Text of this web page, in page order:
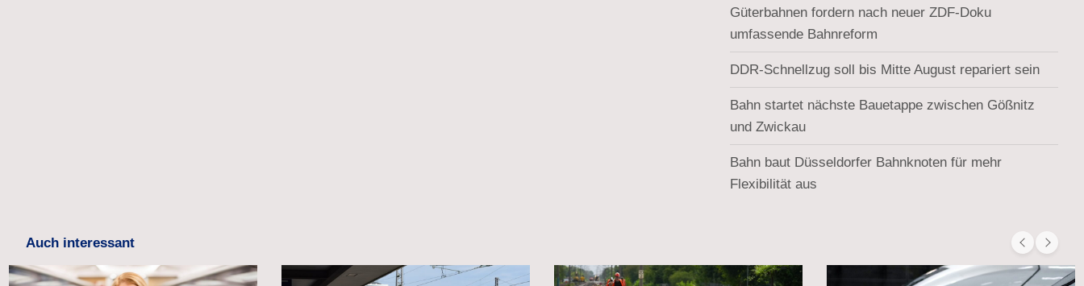
Güterbahnen fordern nach neuer ZDF-Doku
umfassende Bahnreform
DDR-Schnellzug soll bis Mitte August repariert sein
Bahn startet nächste Bauetappe zwischen Gößnitz
und Zwickau
Bahn baut Düsseldorfer Bahnknoten für mehr
Flexibilität aus
Auch interessant